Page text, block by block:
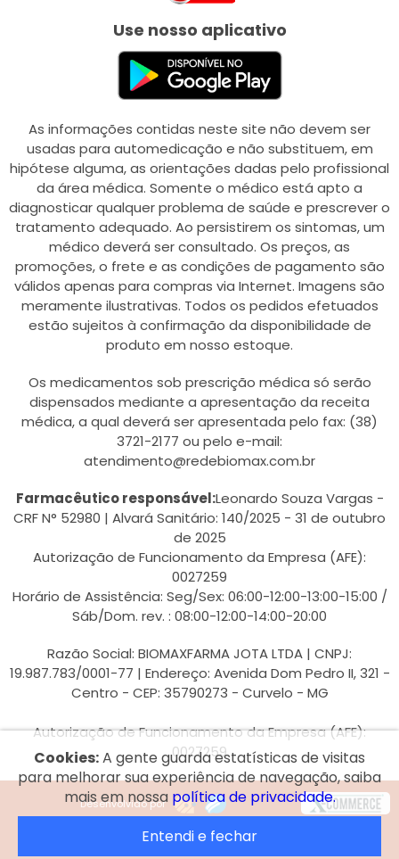
Use nosso aplicativo
As informações contidas neste site não devem ser
usadas para automedicação e não substituem, em
hipótese alguma, as orientações dadas pelo profissional
da área médica. Somente o médico está apto a
diagnosticar qualquer problema de saúde e prescrever o
tratamento adequado. Ao persistirem os sintomas, um
médico deverá ser consultado. Os preços, as
promoções, o frete e as condições de pagamento são
válidos apenas para compras via Internet. Imagens são
meramente ilustrativas. Todos os pedidos efetuados
estão sujeitos à confirmação da disponibilidade de
produto em nosso estoque.
Os medicamentos sob prescrição médica só serão
dispensados mediante a apresentação da receita
médica, a qual deverá ser apresentada pelo fax: (38)
3721-2177 ou pelo e-mail:
atendimento@redebiomax.com.br
Farmacêutico responsável:Leonardo Souza Vargas -
CRF N° 52980 | Alvará Sanitário: 140/2025 - 31 de outubro
de 2025
Autorização de Funcionamento da Empresa (AFE):
0027259
Horário de Assistência: Seg/Sex: 06:00-12:00-13:00-15:00 /
Sáb/Dom. rev. : 08:00-12:00-14:00-20:00
Razão Social: BIOMAXFARMA JOTA LTDA | CNPJ:
19.987.783/0001-77 | Endereço: Avenida Dom Pedro II, 321 -
Centro - CEP: 35790273 - Curvelo - MG
Autorização de Funcionamento da Empresa (AFE):
0027259
Cookies:A gente guarda estatísticas de visitas
para melhorar sua experiência de navegação, saiba
mais em nossa política de privacidade.
Entendi e fechar
Desenvolvido por